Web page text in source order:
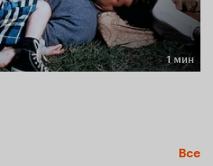
1 мин
Все